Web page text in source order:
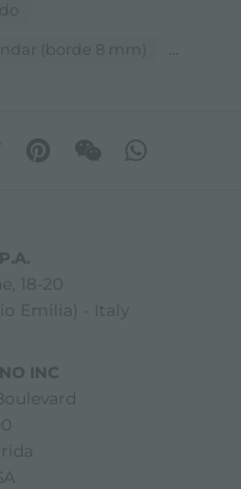
(borde 8 mm) ...
18-20
Emilia) - Italy
INC